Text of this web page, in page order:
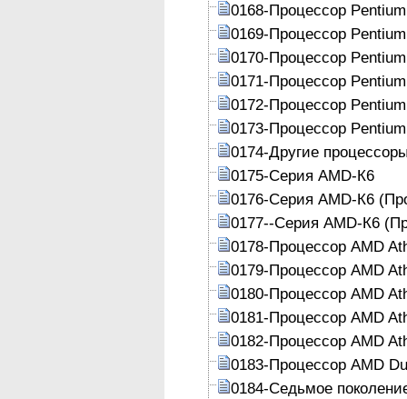
0168-Процессор
0169-Процессор
0170-Процессор
0171-Процессор
0172-Процессор
0173-Процессор
0174-Другие
0175-Серия AMD-К6
0176-Серия AMD-К6
0177--Серия AMD-К6
0178-Процессор AMD
0179-Процессор AMD
0180-Процессор AMD
0181-Процессор AMD
0182-Процессор AMD
0183-Процессор AMD
0184-Седьмое